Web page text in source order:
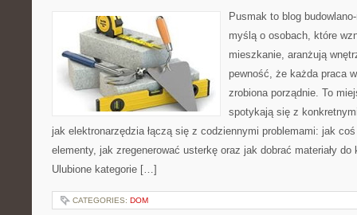
Pusmak to blog
myślą o osobach, które
mieszkanie, aranżują
pewność, że każda praca
zrobiona porządnie. To
spotykają się z
jak elektronarzędzia łączą się z codziennymi problemami: jak
elementy, jak zregenerować usterkę oraz jak dobrać materiały do
Ulubione kategorie […]
CATEGORIES: DOM